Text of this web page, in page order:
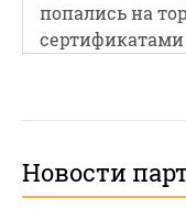
попались на
Новости